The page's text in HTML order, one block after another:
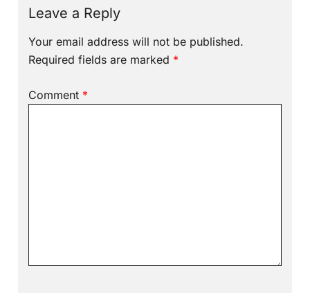
Leave a Reply
Your email address will not be published.
Required fields are marked *
Comment *